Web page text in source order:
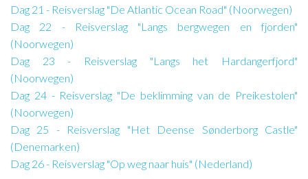
Dag 21 - Reisverslag "De Atlantic Ocean Road" (Noorwegen)
Dag 22 - Reisverslag "Langs bergwegen en fjorden"
(Noorwegen)
Dag 23 - Reisverslag "Langs het Hardangerfjord"
(Noorwegen)
Dag 24 - Reisverslag "De beklimming van de Preikestolen"
(Noorwegen)
Dag 25 - Reisverslag "Het Deense Sønderborg Castle"
(Denemarken)
Dag 26 - Reisverslag "Op weg naar huis" (Nederland)